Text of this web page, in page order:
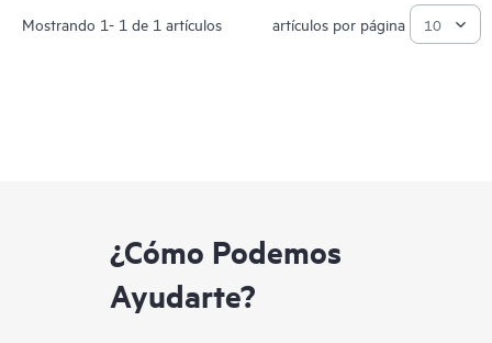
Mostrando 1- 1 de 1 artículos artículos por página
¿Cómo Podemos
Ayudarte?